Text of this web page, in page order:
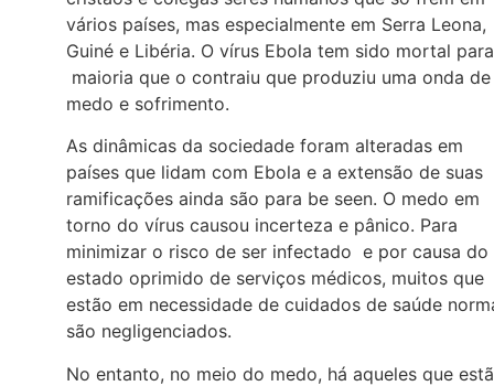
vários países, mas especialmente em Serra Leona,
Guiné e Libéria. O vírus Ebola tem sido mortal
maioria que o contraiu que produziu uma onda de
medo e sofrimento.
As dinâmicas da sociedade foram alteradas em
países que lidam com Ebola e a extensão de suas
ramificações ainda são para be seen. O medo em
torno do vírus causou incerteza e pânico. Para
minimizar o risco de ser infectado e por causa do
estado oprimido de serviços médicos, muitos que
estão em necessidade de cuidados de saúde
são negligenciados.
No entanto, no meio do medo, há aqueles que